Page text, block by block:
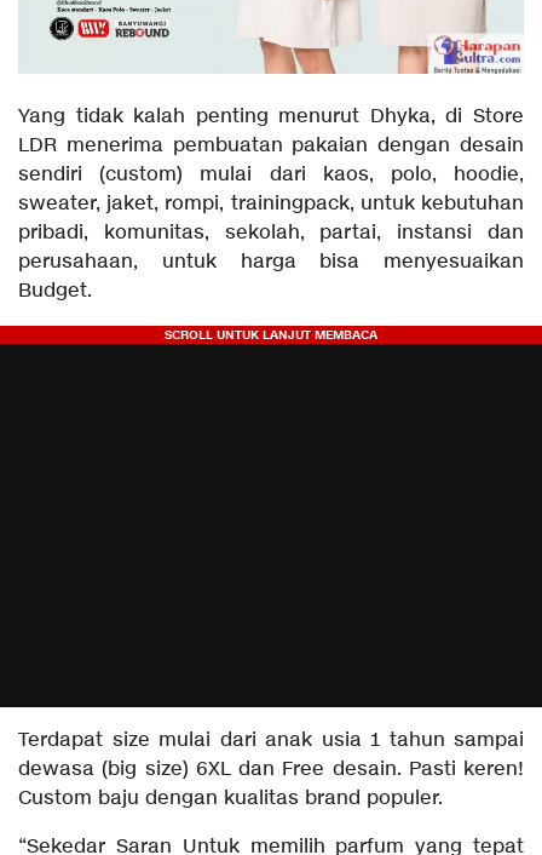
Yang tidak kalah penting menurut Dhyka, di Store
LDR menerima pembuatan pakaian dengan desain
sendiri (custom) mulai dari kaos, polo, hoodie,
sweater, jaket, rompi, trainingpack, untuk kebutuhan
pribadi, komunitas, sekolah, partai, instansi dan
perusahaan, untuk harga bisa menyesuaikan
Budget.
Terdapat size mulai dari anak usia 1 tahun sampai
dewasa (big size) 6XL dan Free desain. Pasti keren!
Custom baju dengan kualitas brand populer.
“Sekedar Saran Untuk memilih parfum yang tepat